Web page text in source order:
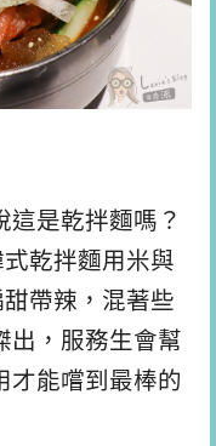
這是乾拌麵嗎？
乾拌麵用米與
帶辣，混著些
出，服務生會幫
才能嚐到最棒的